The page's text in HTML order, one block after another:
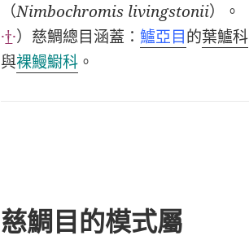
（Nimbochromis livingstonii）。
·†·）慈鯛總目涵蓋： 鱸亞目的葉鱸科
與裸鰻䲁科 。
慈鯛目的模式屬